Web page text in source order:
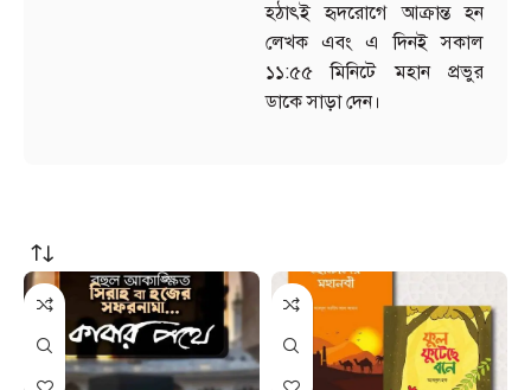
হঠাৎই হৃদরোগে আক্রান্ত হন
লেখক এবং এ দিনই সকাল
১১:৫৫ মিনিটে মহান প্রভুর
ডাকে সাড়া দেন।